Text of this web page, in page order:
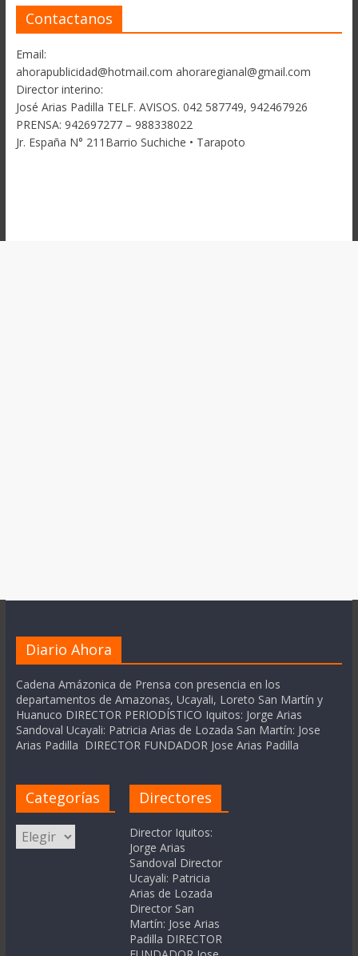
Contactanos
Email:
ahorapublicidad@hotmail.com ahoraregianal@gmail.com
Director interino:
José Arias Padilla TELF. AVISOS. 042 587749, 942467926
PRENSA: 942697277 – 988338022
Jr. España N° 211Barrio Suchiche • Tarapoto
Diario Ahora
Cadena Amázonica de Prensa con presencia en los
departamentos de Amazonas, Ucayali, Loreto San Martín y
Huanuco DIRECTOR PERIODÍSTICO Iquitos: Jorge Arias
Sandoval Ucayali: Patricia Arias de Lozada San Martín: Jose
Arias Padilla DIRECTOR FUNDADOR Jose Arias Padilla
Categorías
Categorías
Directores
Director Iquitos:
Jorge Arias
Sandoval Director
Ucayali: Patricia
Arias de Lozada
Director San
Martín: Jose Arias
Padilla DIRECTOR